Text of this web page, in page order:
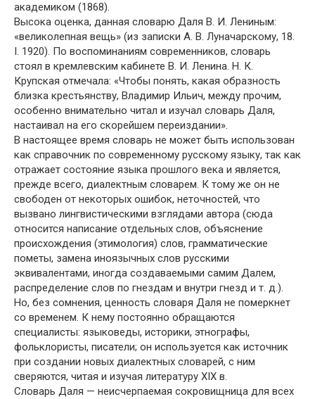
академиком (1868).
Высока оценка, данная словарю Даля В. И. Лениным:
«великолепная вещь» (из записки А. В. Луначарскому, 18.
I. 1920). По воспоминаниям современников, словарь
стоял в кремлевским кабинете В. И. Ленина. Н. К.
Крупская отмечала: «Чтобы понять, какая образность
близка крестьянству, Владимир Ильич, между прочим,
особенно внимательно читал и изучал словарь Даля,
настаивал на его скорейшем переиздании».
В настоящее время словарь не может быть использован
как справочник по современному русскому языку, так как
отражает состояние языка прошлого века и является,
прежде всего, диалектным словарем. К тому же он не
свободен от некоторых ошибок, неточностей, что
вызвано лингвистическими взглядами автора (сюда
относится написание отдельных слов, объяснение
происхождения (этимология) слов, грамматические
пометы, замена иноязычных слов русскими
эквивалентами, иногда создаваемыми самим Далем,
распределение слов по гнездам и внутри гнезд и т. д.).
Но, без сомнения, ценность словаря Даля не померкнет
со временем. К нему постоянно обращаются
специалисты: языковеды, историки, этнографы,
фольклористы, писатели; он используется как источник
при создании новых диалектных словарей, с ним
сверяются, читая и изучая литературу XIX в.
Словарь Даля — неисчерпаемая сокровищница для всех